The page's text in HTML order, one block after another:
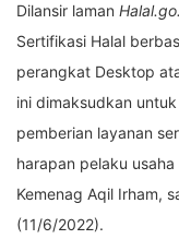
Dilansir laman
Sertifikasi Halal
perangkat Desktop
ini dimaksudkan
pemberian layanan
harapan pelaku
Kemenag Aqil Irham,
(11/6/2022).